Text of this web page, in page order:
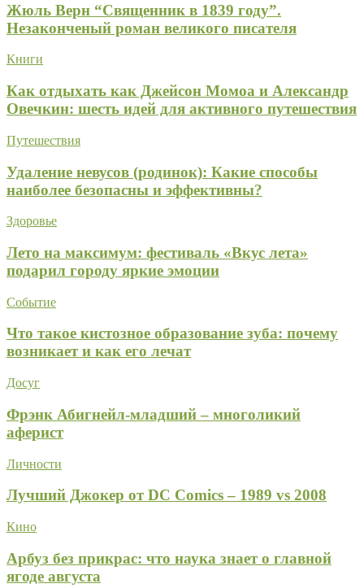
Жюль Верн “Священник в 1839 году”.
Незаконченый роман великого писателя
Книги
Как отдыхать как Джейсон Момоа и Александр
Овечкин: шесть идей для активного путешествия
Путешествия
Удаление невусов (родинок): Какие способы
наиболее безопасны и эффективны?
Здоровье
Лето на максимум: фестиваль «Вкус лета»
подарил городу яркие эмоции
Событие
Что такое кистозное образование зуба: почему
возникает и как его лечат
Досуг
Фрэнк Абигнейл-младший – многоликий
аферист
Личности
Лучший Джокер от DC Comics – 1989 vs 2008
Кино
Арбуз без прикрас: что наука знает о главной
ягоде августа